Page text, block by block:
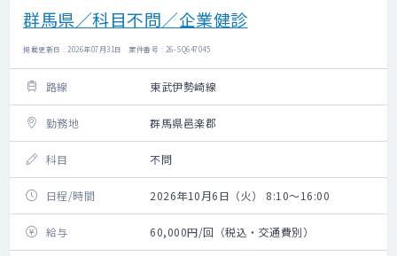
群馬県／科目不問／企業健診
掲載更新日 : 2026年07月31日 案件番号 : 26-SQ647045
路線 東武伊勢崎線
勤務地 群馬県邑楽郡
科目 不問
日程/時間 2026年10月6日（火） 8:10～16:00
給与 60,000円/回（税込・交通費別）